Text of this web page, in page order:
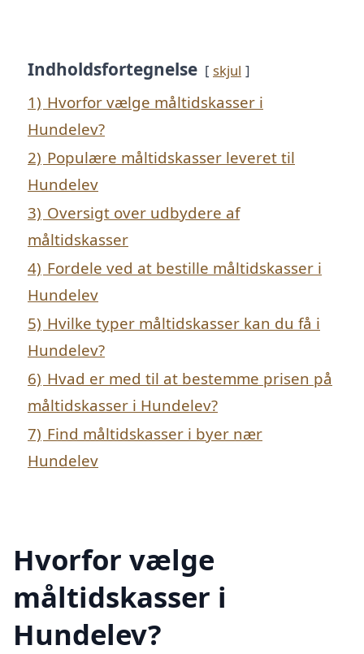
Indholdsfortegnelse skjul
1) Hvorfor vælge måltidskasser i
Hundelev?
2) Populære måltidskasser leveret til
Hundelev
3) Oversigt over udbydere af
måltidskasser
4) Fordele ved at bestille måltidskasser i
Hundelev
5) Hvilke typer måltidskasser kan du få i
Hundelev?
6) Hvad er med til at bestemme prisen på
måltidskasser i Hundelev?
7) Find måltidskasser i byer nær
Hundelev
Hvorfor vælge
måltidskasser i
Hundelev?